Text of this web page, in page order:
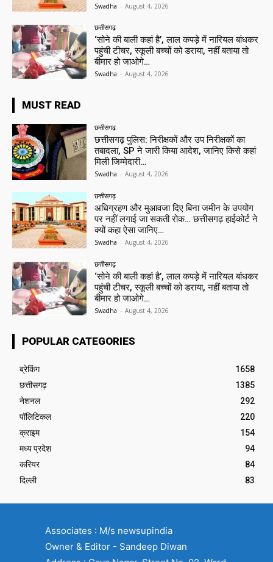
Swadha - August 4, 2026
छत्तीसगढ़
‘सोने की बाली कहां है’, लाल कपड़े में नारियल बांधकर
पहुंची टीचर, स्कूली बच्चों को डराया, नहीं बताया तो
बीमार हो जाओगे…
Swadha - August 4, 2026
MUST READ
छत्तीसगढ़
छत्तीसगढ़ पुलिस: निरीक्षकों और उप निरीक्षकों का
तबादला, SP ने जारी किया आदेश, जानिए किसे कहां
मिली जिम्मेदारी…
Swadha - August 4, 2026
छत्तीसगढ़
अधिग्रहण और मुआवजा दिए बिना जमीन के उपयोग
पर नहीं लगाई जा सकती रोक… छत्तीसगढ़ हाईकोर्ट ने
क्यों कहा ऐसा जानिए…
Swadha - August 4, 2026
छत्तीसगढ़
‘सोने की बाली कहां है’, लाल कपड़े में नारियल बांधकर
पहुंची टीचर, स्कूली बच्चों को डराया, नहीं बताया तो
बीमार हो जाओगे…
Swadha - August 4, 2026
POPULAR CATEGORIES
ब्रेकिंग
1658
छत्तीसगढ़
1385
नेशनल
292
पॉलिटिकल
220
क्राइम
154
मध्य प्रदेश
94
करियर
84
दिल्ली
83
Associates : M/s newsupindia
Owner & Editor - Sandeep Diwan